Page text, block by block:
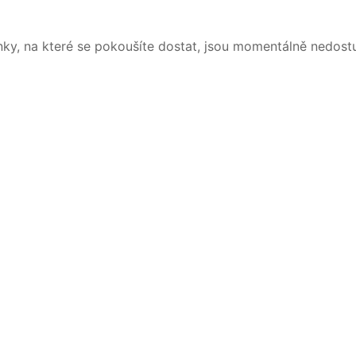
na které se pokoušíte dostat, jsou momentálně